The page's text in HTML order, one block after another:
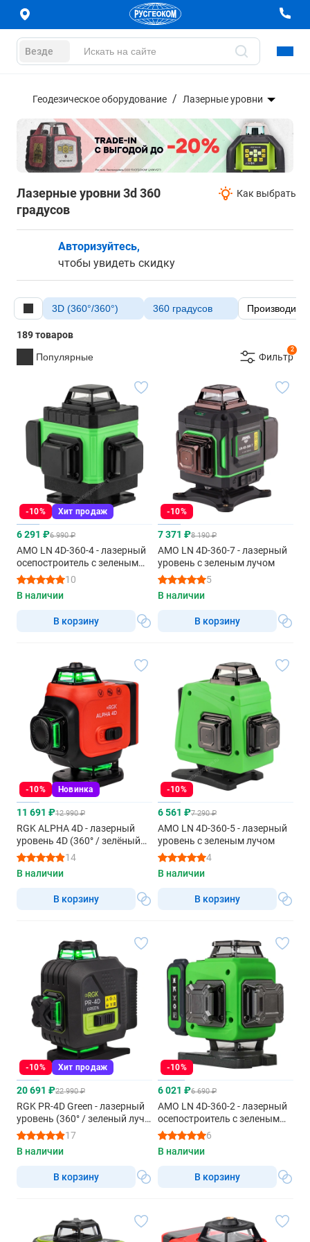
Везде
Геодезическое оборудование Лазерные уровни
Лазерные уровни 3d 360
градусов
Как выбрать
Авторизуйтесь,
чтобы увидеть скидку
3D (360°/360°) 360 градусов
189 товаров
Популярные
2
Фильтр
-10% Хит продаж
6 291 ₽6 990 ₽
AMO LN 4D-360-4 - лазерный
осепостроитель с зеленым
лучом
10
В наличии
В корзину
-10%
7 371 ₽8 190 ₽
AMO LN 4D-360-7 - лазерный
уровень с зеленым лучом
5
В наличии
В корзину
-10% Новинка
11 691 ₽12 990 ₽
RGK ALPHA 4D - лазерный
уровень 4D (360° / зелёный
луч / 40м / АКБ)
14
В наличии
В корзину
-10%
6 561 ₽7 290 ₽
AMO LN 4D-360-5 - лазерный
уровень с зеленым лучом
4
В наличии
В корзину
-10% Хит продаж
20 691 ₽22 990 ₽
RGK PR-4D Green - лазерный
уровень (360° / зеленый луч /
70м с приемником / АКБ)
17
В наличии
В корзину
-10%
6 021 ₽6 690 ₽
AMO LN 4D-360-2 - лазерный
осепостроитель с зеленым
лучом
6
В наличии
В корзину